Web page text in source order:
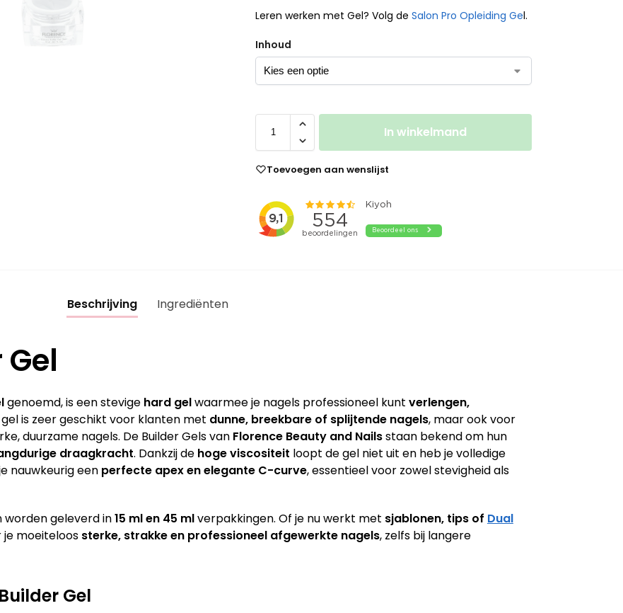
Leren werken met Gel? Volg deSalon Pro Opleiding Gel.
Inhoud
In winkelmand
Toevoegen aan wenslijst
Beschrijving Ingrediënten
genoemd, is een stevige hard gelwaarmee je nagels professioneel kunt verlengen,
gel is zeer geschikt voor klanten met dunne, breekbare of splijtende nagels, maar ook voor
duurzame nagels. De Builder Gels van Florence Beauty and Nailsstaan bekend om hun
draagkracht. Dankzij de hoge viscositeit loopt de gel niet uit en heb je volledige
nauwkeurig een perfecte apex en elegante C-curve, essentieel voor zowel stevigheid als
geleverd in15 ml en 45 mlverpakkingen. Of je nu werkt met sjablonen, tips of Dual
je moeiteloos sterke, strakke en professioneel afgewerkte nagels, zelfs bij langere
Gel